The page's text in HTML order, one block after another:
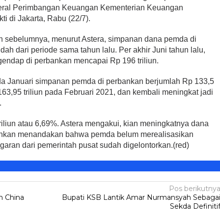
Perimbangan Keuangan Kementerian Keuangan
di Jakarta, Rabu (22/7).
menurut Astera, simpanan dana pemda di
dari periode sama tahun lalu. Per akhir Juni tahun lalu,
di perbankan mencapai Rp 196 triliun.
Januari simpanan pemda di perbankan berjumlah Rp 133,5
triliun pada Februari 2021, dan kembali meningkat jadi
atau 6,69%. Astera mengakui, kian meningkatnya dana
menandakan bahwa pemda belum merealisasikan
dari pemerintah pusat sudah digelontorkan.(red)
China
Pos berikutnya
Bupati KSB Lantik Amar Nurmansyah Sebagai
Sekda Definitif
Kartini,
Pesan
SOSOK
Legislator PDIP KSB
Mengucapkan Selamat Tahun
Baru Islam 1 Muharram 1448 H
2026